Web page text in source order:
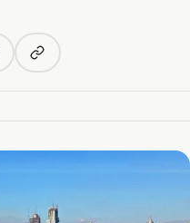
Copy link